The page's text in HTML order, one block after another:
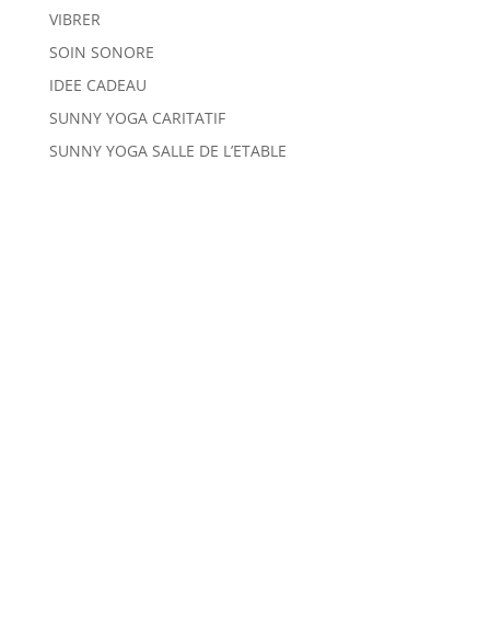
VIBRER
SOIN SONORE
IDEE CADEAU
SUNNY YOGA CARITATIF
SUNNY YOGA SALLE DE L’ETABLE